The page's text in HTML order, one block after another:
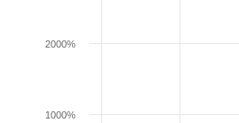
1000%
2000%